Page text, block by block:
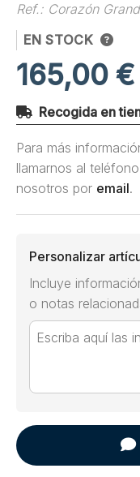
Ref.: Corazón
EN STOCK
165,00 €
Recogida en
Para más
llamarnos al teléfono
nosotros por email.
Personalizar
Incluye
o notas